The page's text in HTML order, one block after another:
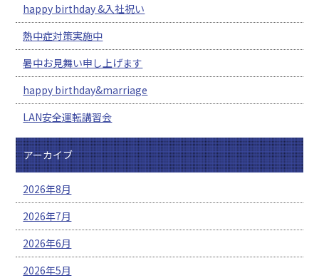
happy birthday &入社祝い
熱中症対策実施中
暑中お見舞い申し上げます
happy birthday&marriage
LAN安全運転講習会
アーカイブ
2026年8月
2026年7月
2026年6月
2026年5月